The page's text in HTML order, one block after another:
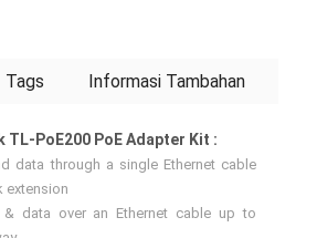
Tags Informasi Tambahan
PoE200 PoE Adapter Kit :
data through a single Ethernet cable
extension
& data over an Ethernet cable up to